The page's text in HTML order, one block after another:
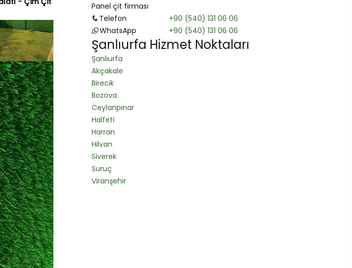
Panel çit firması
Telefon
+90 (540) 131 06 06
WhatsApp
+90 (540) 131 06 06
Şanlıurfa Hizmet Noktaları
Şanlıurfa
Akçakale
Birecik
Bozova
Ceylanpınar
Halfeti
Harran
Hilvan
Siverek
Suruç
Viranşehir